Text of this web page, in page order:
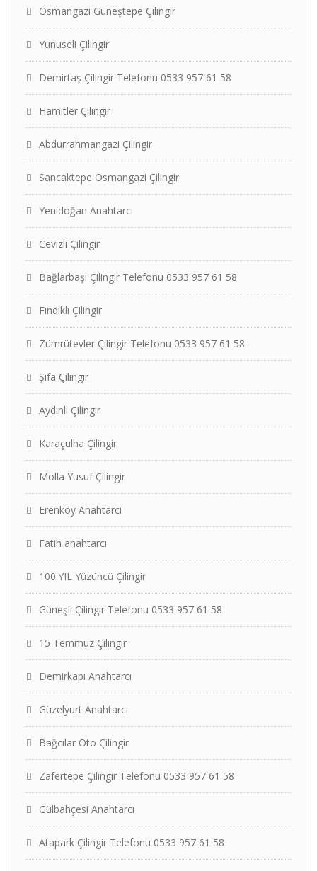
Osmangazi Güneştepe Çilingir
Yunuseli Çilingir
Demirtaş Çilingir Telefonu 0533 957 61 58
Hamitler Çilingir
Abdurrahmangazi Çilingir
Sancaktepe Osmangazi Çilingir
Yenidoğan Anahtarcı
Cevizli Çilingir
Bağlarbaşı Çilingir Telefonu 0533 957 61 58
Fındıklı Çilingir
Zümrütevler Çilingir Telefonu 0533 957 61 58
Şifa Çilingir
Aydınlı Çilingir
Karaçulha Çilingir
Molla Yusuf Çilingir
Erenköy Anahtarcı
Fatih anahtarcı
100.YIL Yüzüncü Çilingir
Güneşli Çilingir Telefonu 0533 957 61 58
15 Temmuz Çilingir
Demirkapı Anahtarcı
Güzelyurt Anahtarcı
Bağcılar Oto Çilingir
Zafertepe Çilingir Telefonu 0533 957 61 58
Gülbahçesi Anahtarcı
Atapark Çilingir Telefonu 0533 957 61 58